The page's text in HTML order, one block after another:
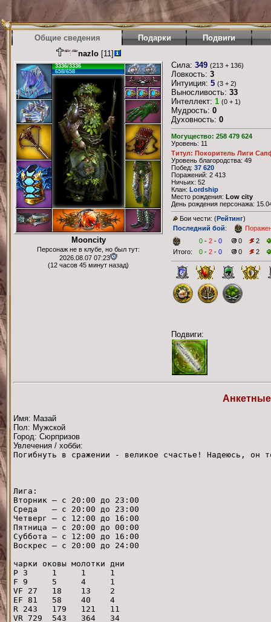
Общие сведения Подарки Подвиги
nazlo[11]
3336/3336
658/658
Mooncity
Персонаж не в клубе, но был тут:
2026.08.07 07:23
(12 часов 45 минут назад)
Сила: 349 (213 + 136)
Ловкость: 3
Интуиция: 5 (3 + 2)
Выносливость: 33
Интеллект: 1 (0 + 1)
Мудрость: 0
Духовность: 0
Могущество: 258 479 624
Уровень: 11
Титул: Покоритель Лиги
Уровень благородства: 49
Побед: 37 620
Поражений: 2 413
Ничьих: 52
Клан: Lordship
Место рождения: Low city
День рождения персонажа:
Бои чести: (Рейтинг)
Последний бой:
0 - 2 - 0 0
2
Итого:
0 - 2 - 0 0 2
Подвиги:
Имя: Мазай
Пол: Мужской
Город: Сюрпризов
Увлечения / хобби:
Погибнуть в сражении - великое счастье! Надеюсь, он
Лига:
Вторник — с 20:00 до 23:00
Среда — с 20:00 до 23:00
Четверг — с 12:00 до 16:00
Пятница — с 20:00 до 00:00
Суббота — с 12:00 до 16:00
Воскрес — с 20:00 до 24:00
чарки оковы молотки дни
P 3 1 1 1
F 9 5 4 1
VF 27 18 13 2
EF 81 58 40 4
R 243 179 121 11
VR 729 543 364 34